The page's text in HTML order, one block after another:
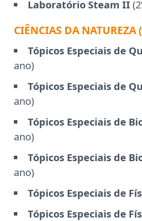
Laboratório Steam II
CIÊNCIAS DA
Tópicos Especiais de
ano)
Tópicos Especiais de
ano)
Tópicos Especiais de
ano)
Tópicos Especiais de
ano)
Tópicos Especiais de
Tópicos Especiais de